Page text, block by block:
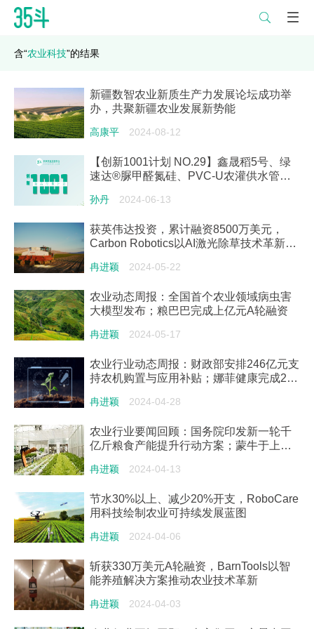

含“农业科技”的结果
新疆数智农业新质生产力发展论坛成功举
办，共聚新疆农业发展新势能
高康平 2024-08-12
【创新1001计划 NO.29】鑫晟稻5号、绿
速达®脲甲醛氮硅、PVC-U农灌供水管、
孙丹 2024-06-13
获英伟达投资，累计融资8500万美元，
Carbon Robotics以AI激光除草技术革新全
冉进颖 2024-05-22
农业动态周报：全国首个农业领域病虫害
大模型发布；粮巴巴完成上亿元A轮融资
冉进颖 2024-05-17
农业行业动态周报：财政部安排246亿元支
持农机购置与应用补贴；娜菲健康完成2亿
冉进颖 2024-04-28
农业行业要闻回顾：国务院印发新一轮千
亿斤粮食产能提升行动方案；蒙牛于上海
冉进颖 2024-04-13
节水30%以上、减少20%开支，RoboCare
用科技绘制农业可持续发展蓝图
冉进颖 2024-04-06
斩获330万美元A轮融资，BarnTools以智
能养殖解决方案推动农业技术革新
冉进颖 2024-04-03